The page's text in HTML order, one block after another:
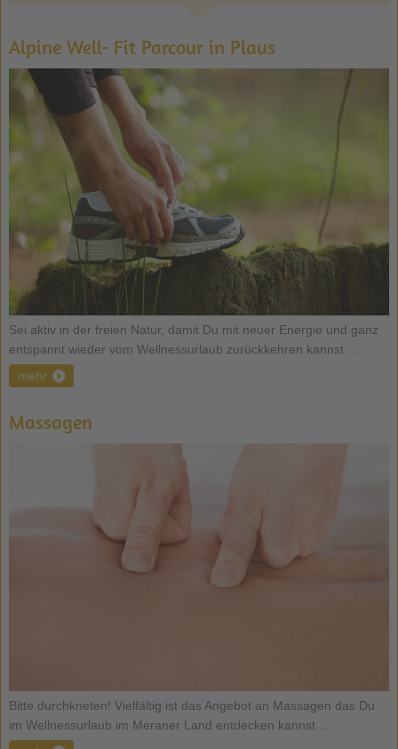
Alpine Well- Fit Parcour in Plaus
Sei aktiv in der freien Natur, damit Du mit neuer Energie und ganz
entspannt wieder vom Wellnessurlaub zurückkehren kannst ...
mehr
Massagen
Bitte durchkneten! Vielfältig ist das Angebot an Massagen das Du
im Wellnessurlaub im Meraner Land entdecken kannst ...